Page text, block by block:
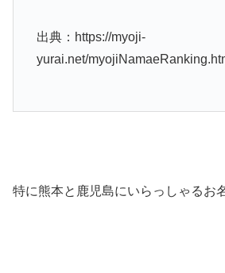
出典：https://myoji-
yurai.net/
特に熊本と鹿児島にいらっしゃるお